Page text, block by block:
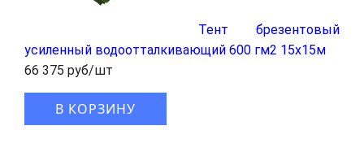
Тент брезентовый
усиленный водоотталкивающий 600 гм2 15x15м
66 375 руб/шт
В КОРЗИНУ